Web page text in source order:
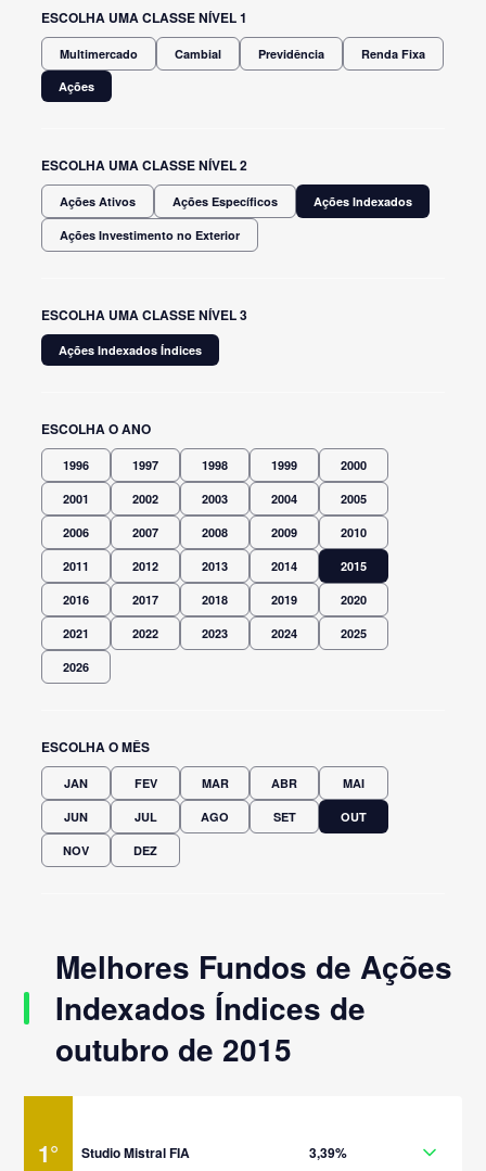
ESCOLHA UMA CLASSE NÍVEL 1
Multimercado Cambial Previdência
Renda Fixa
Ações
ESCOLHA UMA CLASSE NÍVEL 2
Ações Ativos Ações Específicos Ações Indexados
Ações Investimento no Exterior
ESCOLHA UMA CLASSE NÍVEL 3
Ações Indexados Índices
ESCOLHA O ANO
1996 1997 1998 1999 2000
2001 2002 2003 2004 2005
2006 2007 2008 2009 2010
2011 2012 2013 2014 2015
2016 2017 2018 2019 2020
2021 2022 2023 2024 2025
2026
ESCOLHA O MÊS
JAN FEV MAR ABR MAI
JUN JUL AGO SET OUT
NOV DEZ
Melhores Fundos de Ações
Indexados Índices de
outubro de 2015
1° Studio Mistral FIA 3,39%